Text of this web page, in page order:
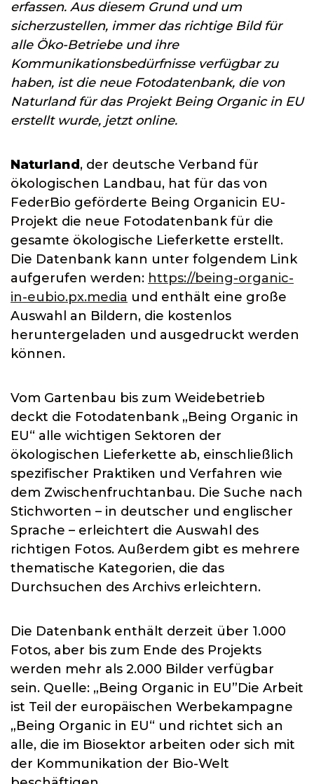
erfassen. Aus diesem Grund und um
sicherzustellen, immer das richtige Bild für
alle Öko-Betriebe und ihre
Kommunikationsbedürfnisse verfügbar zu
haben, ist die neue Fotodatenbank, die von
Naturland für das Projekt Being Organic in EU
erstellt wurde, jetzt online.
Naturland , der deutsche Verband für
ökologischen Landbau, hat für das von
FederBio geförderte Being Organicin EU-
Projekt die neue Fotodatenbank für die
gesamte ökologische Lieferkette erstellt.
Die Datenbank kann unter folgendem Link
aufgerufen werden: https://being-organic-
in-eubio.px.media und enthält eine große
Auswahl an Bildern, die kostenlos
heruntergeladen und ausgedruckt werden
können.
Vom Gartenbau bis zum Weidebetrieb
deckt die Fotodatenbank „Being Organic in
EU“ alle wichtigen Sektoren der
ökologischen Lieferkette ab, einschließlich
spezifischer Praktiken und Verfahren wie
dem Zwischenfruchtanbau. Die Suche nach
Stichworten – in deutscher und englischer
Sprache – erleichtert die Auswahl des
richtigen Fotos. Außerdem gibt es mehrere
thematische Kategorien, die das
Durchsuchen des Archivs erleichtern.
Die Datenbank enthält derzeit über 1.000
Fotos, aber bis zum Ende des Projekts
werden mehr als 2.000 Bilder verfügbar
sein. Quelle: „Being Organic in EU”Die Arbeit
ist Teil der europäischen Werbekampagne
„Being Organic in EU“ und richtet sich an
alle, die im Biosektor arbeiten oder sich mit
der Kommunikation der Bio-Welt